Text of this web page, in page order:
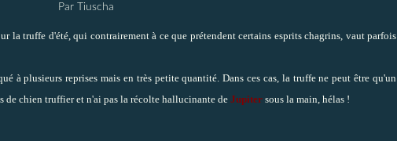
Par Tiuscha
la truffe d'été, qui contrairement à ce que prétendent certains esprits chagrins, vaut parfois
à plusieurs reprises mais en très petite quantité. Dans ces cas, la truffe ne peut être qu'un
de chien truffieret n'ai pas la récolte hallucinante de Jupiter sous la main, hélas !